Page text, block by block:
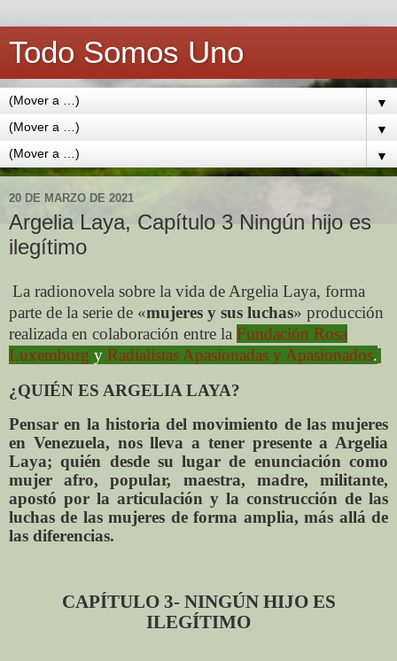
Todo Somos Uno
▼
▼
▼
20 DE MARZO DE 2021
Argelia Laya, Capítulo 3 Ningún hijo es
ilegítimo
La radionovela sobre la vida de Argelia Laya, forma
parte de la serie de «mujeres y sus luchas» producción
realizada en colaboración entre la Fundación Rosa
Luxemburg y Radialistas Apasionadas y Apasionados.
¿QUIÉN ES ARGELIA LAYA?
Pensar en la historia del movimiento de las mujeres
en Venezuela, nos lleva a tener presente a Argelia
Laya; quién desde su lugar de enunciación como
mujer afro, popular, maestra, madre, militante,
apostó por la articulación y la construcción de las
luchas de las mujeres de forma amplia, más allá de
las diferencias.
CAPÍTULO 3- NINGÚN HIJO ES
ILEGÍTIMO